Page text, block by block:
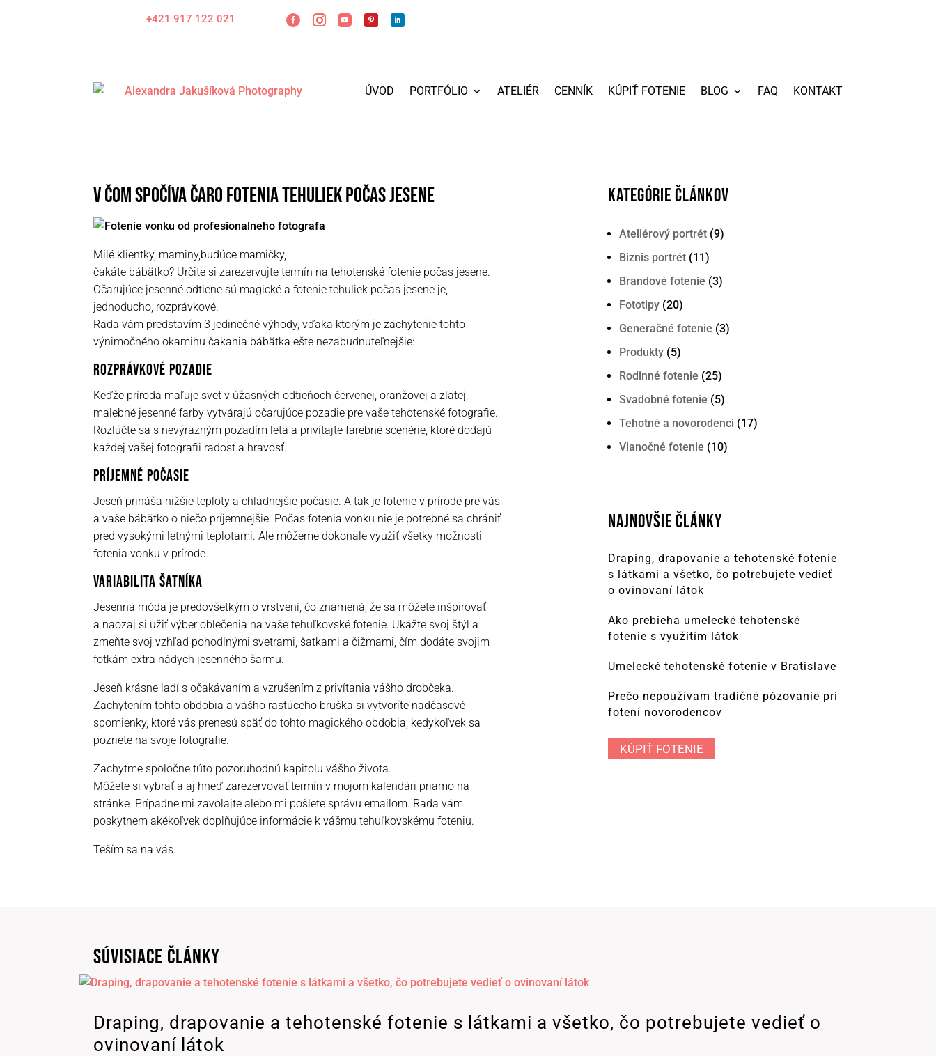
+421 917 122 021
ÚVOD PORTFÓLIO ATELIÉR CENNÍK KÚPIŤ FOTENIE BLOG FAQ KONTAKT
V čom spočíva čaro fotenia tehuliek počas jesene
Milé klientky, maminy,budúce mamičky,
čakáte bábätko? Určite si zarezervujte termín na tehotenské fotenie počas jesene.
Očarujúce jesenné odtiene sú magické a fotenie tehuliek počas jesene je,
jednoducho, rozprávkové.
Rada vám predstavím 3 jedinečné výhody, vďaka ktorým je zachytenie tohto
výnimočného okamihu čakania bábätka ešte nezabudnuteľnejšie:
ROZPRÁVKOVÉ POZADIE
Keďže príroda maľuje svet v úžasných odtieňoch červenej, oranžovej a zlatej,
malebné jesenné farby vytvárajú očarujúce pozadie pre vaše tehotenské fotografie.
Rozlúčte sa s nevýrazným pozadím leta a privítajte farebné scenérie, ktoré dodajú
každej vašej fotografii radosť a hravosť.
PRÍJEMNÉ POČASIE
Jeseň prináša nižšie teploty a chladnejšie počasie. A tak je fotenie v prírode pre vás
a vaše bábätko o niečo príjemnejšie. Počas fotenia vonku nie je potrebné sa chrániť
pred vysokými letnými teplotami. Ale môžeme dokonale využiť všetky možnosti
fotenia vonku v prírode.
VARIABILITA ŠATNÍKA
Jesenná móda je predovšetkým o vrstvení, čo znamená, že sa môžete inšpirovať
a naozaj si užiť výber oblečenia na vaše tehuľkovské fotenie. Ukážte svoj štýl a
zmeňte svoj vzhľad pohodlnými svetrami, šatkami a čižmami, čím dodáte svojim
fotkám extra nádych jesenného šarmu.
Jeseň krásne ladí s očakávaním a vzrušením z privítania vášho drobčeka.
Zachytením tohto obdobia a vášho rastúceho bruška si vytvoríte nadčasové
spomienky, ktoré vás prenesú späť do tohto magického obdobia, kedykoľvek sa
pozriete na svoje fotografie.
Zachyťme spoločne túto pozoruhodnú kapitolu vášho života.
Môžete si vybrať a aj hneď zarezervovať termín v mojom kalendári priamo na
stránke. Prípadne mi zavolajte alebo mi pošlete správu emailom. Rada vám
poskytnem akékoľvek doplňujúce informácie k vášmu tehuľkovskému foteniu.
Teším sa na vás.
KATEGÓRIE ČLÁNKOV
Ateliérový portrét(9)
Biznis portrét(11)
Brandové fotenie (3)
Fototipy(20)
Generačné fotenie (3)
Produkty(5)
Rodinné fotenie (25)
Svadobné fotenie (5)
Tehotné a novorodenci (17)
Vianočné fotenie (10)
NAJNOVŠIE ČLÁNKY
Draping, drapovanie a tehotenské fotenie
s látkami a všetko, čo potrebujete vedieť
o ovinovaní látok
Ako prebieha umelecké tehotenské
fotenie s využitím látok
Umelecké tehotenské fotenie v Bratislave
Prečo nepoužívam tradičné pózovanie pri
fotení novorodencov
KÚPIŤ FOTENIE
SÚVISIACE ČLÁNKY
Draping, drapovanie a tehotenské fotenie s látkami a všetko, čo potrebujete vedieť o
ovinovaní látok